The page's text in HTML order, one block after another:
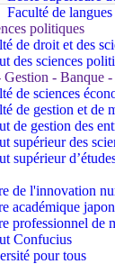
Faculté de
politiques
de droit et des
des sciences
- Banque -
de sciences
de gestion et de
de gestion des
supérieur des
supérieur
de l'innovation
académique
professionnel de
Confucius
pour tous